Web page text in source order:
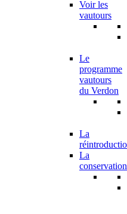
Voir les
vautours
Le
programme
vautours
du Verdon
La
La
conservation